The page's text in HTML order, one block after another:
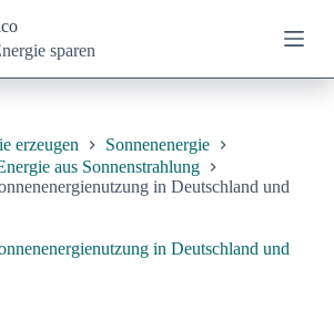
sparen
erzeugen
Sonnenenergie
aus Sonnenstrahlung
in Deutschland und
in Deutschland und